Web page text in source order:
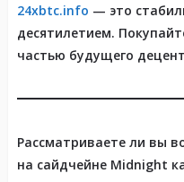
24xbtc.info — это
десятилетием.
частью будущего
Рассматриваете ли вы
на сайдчейне Midnight